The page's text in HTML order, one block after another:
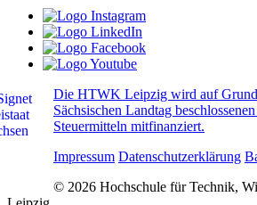
Die HTWK Leipzig wird auf
Sächsischen Landtag
Steuermitteln mitfinanziert.
Impressum Datenschutzerklärung
© 2026 Hochschule für Technik,